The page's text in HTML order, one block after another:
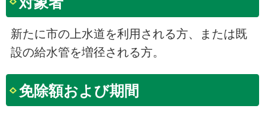
新たに市の上水道を利用される方、または既
設の給水管を増径される方。
免除額および期間